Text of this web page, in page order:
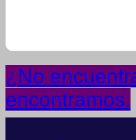
¿No
encontramos.